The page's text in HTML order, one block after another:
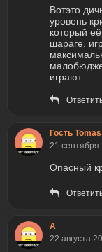
Вотэто
уровень
который
шараге.
играют
Гость Tomas
21 сентября
Опасный
А
22 августа